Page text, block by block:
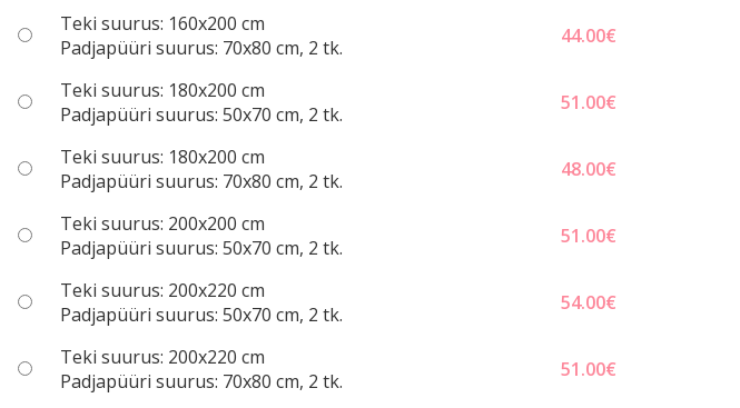
Teki suurus: 160x200 cm
Padjapüüri suurus: 70x80 cm, 2 tk.
44.00€
Teki suurus: 180x200 cm
Padjapüüri suurus: 50x70 cm, 2 tk.
51.00€
Teki suurus: 180x200 cm
Padjapüüri suurus: 70x80 cm, 2 tk.
48.00€
Teki suurus: 200x200 cm
Padjapüüri suurus: 50x70 cm, 2 tk.
51.00€
Teki suurus: 200x220 cm
Padjapüüri suurus: 50x70 cm, 2 tk.
54.00€
Teki suurus: 200x220 cm
Padjapüüri suurus: 70x80 cm, 2 tk.
51.00€